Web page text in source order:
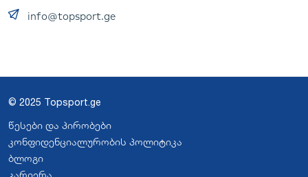
info@topsport.ge
© 2025 Topsport.ge
წესები და პირობები
კონფიდენციალურობის პოლიტიკა
ბლოგი